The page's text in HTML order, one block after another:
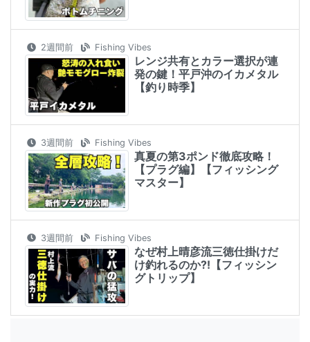
2週間前 Fishing Vibes
レンジ共有とカラー選択が連
発の鍵！平戸沖のイカメタル
【釣り時季】
3週間前 Fishing Vibes
真夏の第3ポンド徹底攻略！
【プラグ編】【フィッシング
マスター】
3週間前 Fishing Vibes
なぜ村上晴彦流三徳仕掛けだ
け釣れるのか⁈【フィッシン
グトリップ】